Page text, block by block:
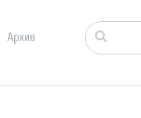
Архив